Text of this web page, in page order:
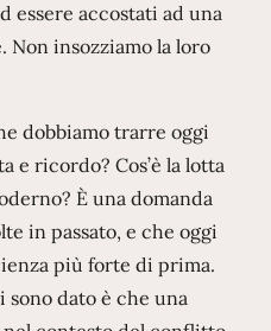
essere accostati ad una
Non insozziamo la loro
dobbiamo trarre oggi
e ricordo? Cos’è la lotta
È una domanda
in passato, e che oggi
più forte di prima.
sono dato è che una